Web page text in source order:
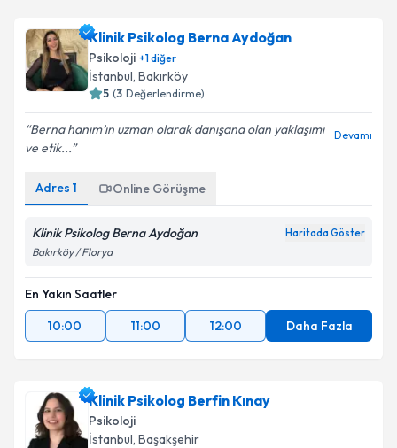
Klinik Psikolog Berna Aydoğan
Psikoloji +1diğer
İstanbul, Bakırköy
5 (3 Değerlendirme)
Berna hanım’ın uzman olarak danışana olan yaklaşımı
ve etik...
Devamı
Adres 1 Online Görüşme
Klinik Psikolog Berna Aydoğan Haritada Göster
Bakırköy / Florya
En Yakın Saatler
10:00
11:00 12:00 Daha Fazla
Klinik Psikolog Berfin Kınay
Psikoloji
İstanbul, Başakşehir